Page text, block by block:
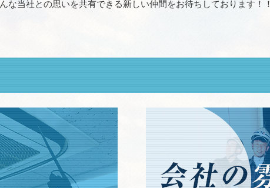
な当社との思いを共有できる新しい仲間をお待ちしております！！